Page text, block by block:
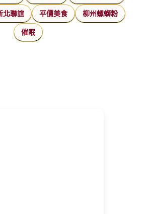
北聯誼 平價美食 柳州螺螄粉
催眠